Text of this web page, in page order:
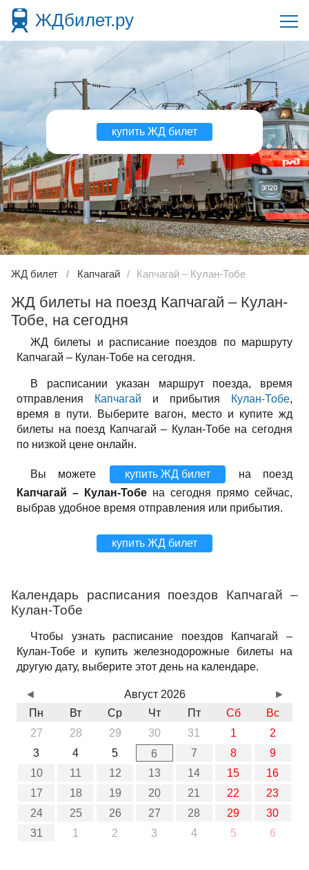
ЖДбилет.ру
купить ЖД билет
ЖД билет Капчагай Капчагай – Кулан-Тобе
ЖД билеты на поезд Капчагай – Кулан-
Тобе, на сегодня
ЖД билеты и расписание поездов по маршруту
Капчагай – Кулан-Тобе на сегодня.
В расписании указан маршрут поезда, время
отправления
Капчагай и прибытия Кулан-Тобе,
время в пути. Выберите вагон, место и купите жд
билеты на поезд Капчагай – Кулан-Тобе на сегодня
по низкой цене онлайн.
Вы можете купить ЖД билет
на поезд
Капчагай – Кулан-Тобе на сегодня прямо сейчас,
выбрав удобное время отправления или прибытия.
купить ЖД билет
Календарь расписания поездов Капчагай –
Кулан-Тобе
Чтобы узнать расписание поездов Капчагай –
Кулан-Тобе и купить железнодорожные билеты на
другую дату, выберите этот день на календаре.
Август 2026
Пн
Вт Ср Чт Пт Сб
Вс
27
28 29 30 31 1
2
3
4 5 6 7 8
9
10
11 12 13 14 15
16
17
18 19 20 21 22
23
24
25 26 27 28 29
30
31
1 2 3 4 5 6
◄ ►